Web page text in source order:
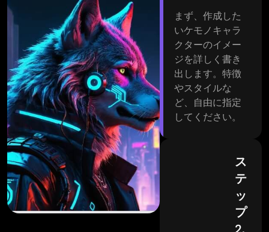
まず、作成した
いケモノキャラ
クターのイメー
ジを詳しく書き
出します。特徴
やスタイルな
ど、自由に指定
してください。
ス
テ
ッ
プ